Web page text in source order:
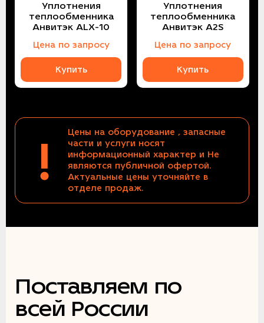
Уплотнения
теплообменника
Анвитэк ALX-10
Цена по запросу
Купить
Уплотнения
теплообменника
Анвитэк A2S
Цена по запросу
Купить
!
Цены на оборудование , запасные
части и услуги носят
информационный характер и Не
являются публичной офертой.
Актуальные цены уточняйте в
отделе продаж.
Поставляем по
всей России